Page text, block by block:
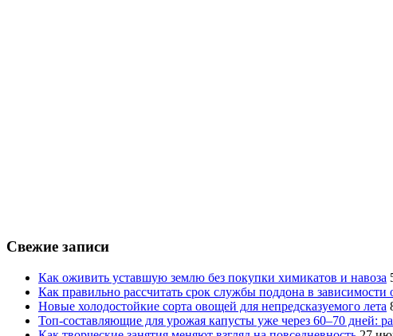
Свежие записи
Как оживить уставшую землю без покупки химикатов и навоза
Как правильно рассчитать срок службы поддона в зависимости
Новые холодостойкие сорта овощей для непредсказуемого лета
Топ-составляющие для урожая капусты уже через 60–70 дней: